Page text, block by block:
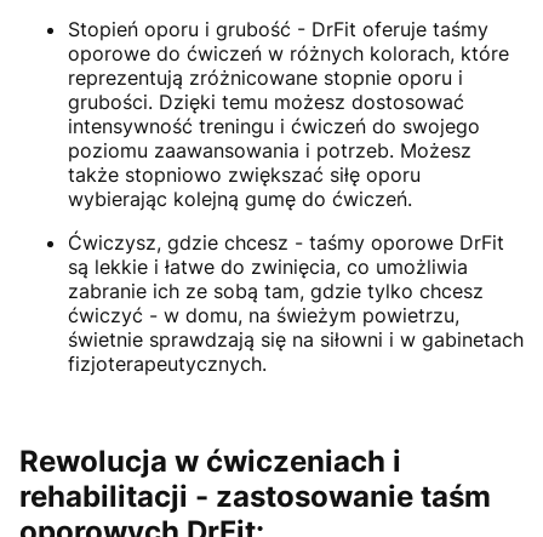
Stopień oporu i grubość - DrFit oferuje taśmy
oporowe do ćwiczeń w różnych kolorach, które
reprezentują zróżnicowane stopnie oporu i
grubości. Dzięki temu możesz dostosować
intensywność treningu i ćwiczeń do swojego
poziomu zaawansowania i potrzeb. Możesz
także stopniowo zwiększać siłę oporu
wybierając kolejną gumę do ćwiczeń.
Ćwiczysz, gdzie chcesz - taśmy oporowe DrFit
są lekkie i łatwe do zwinięcia, co umożliwia
zabranie ich ze sobą tam, gdzie tylko chcesz
ćwiczyć - w domu, na świeżym powietrzu,
świetnie sprawdzają się na siłowni i w gabinetach
fizjoterapeutycznych.
Rewolucja w ćwiczeniach i
rehabilitacji - zastosowanie taśm